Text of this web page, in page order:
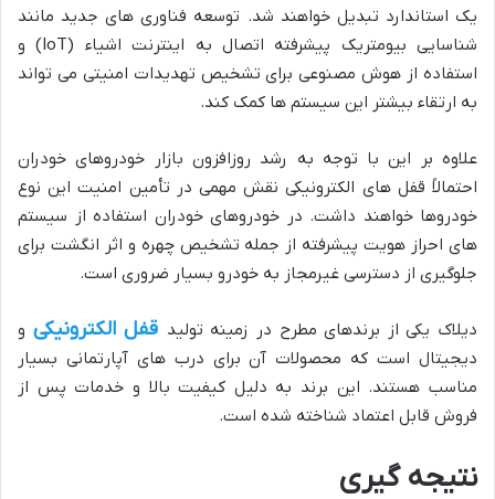
یک استاندارد تبدیل خواهند شد. توسعه فناوری های جدید مانند
شناسایی بیومتریک پیشرفته اتصال به اینترنت اشیاء (IoT) و
استفاده از هوش مصنوعی برای تشخیص تهدیدات امنیتی می تواند
به ارتقاء بیشتر این سیستم ها کمک کند.
علاوه بر این با توجه به رشد روزافزون بازار خودروهای خودران
احتمالاً قفل های الکترونیکی نقش مهمی در تأمین امنیت این نوع
خودروها خواهند داشت. در خودروهای خودران استفاده از سیستم
های احراز هویت پیشرفته از جمله تشخیص چهره و اثر انگشت برای
جلوگیری از دسترسی غیرمجاز به خودرو بسیار ضروری است.
دیلاک یکی از برندهای مطرح در زمینه تولید قفل الکترونیکی و
دیجیتال است که محصولات آن برای درب های آپارتمانی بسیار
مناسب هستند. این برند به دلیل کیفیت بالا و خدمات پس از
فروش قابل اعتماد شناخته شده است.
نتیجه گیری